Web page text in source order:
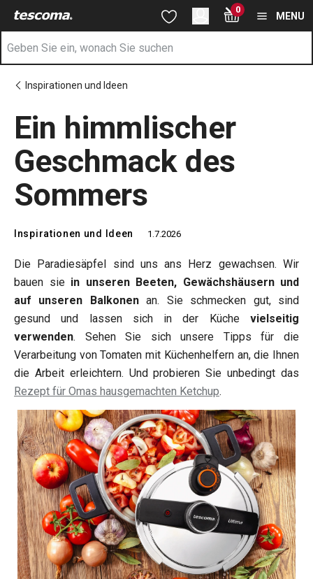
Sie befinden sich auf der Ein himmlischer Geschmack des
Zum Hauptinhalt springen
Zur Suche springen
Zur Navigation springen 0
MENU
Inspirationen und Ideen
Ein himmlischer
Geschmack des
Sommers
Inspirationen und Ideen 1.7.2026
Die Paradiesäpfel sind uns ans Herz gewachsen. Wir
bauen sie in unseren Beeten, Gewächshäusern und
auf unseren Balkonenan. Sie schmecken gut, sind
gesund und lassen sich in der Küche vielseitig
verwenden. Sehen Sie sich unsere Tipps für die
Verarbeitung von Tomaten mit Küchenhelfern an, die Ihnen
die Arbeit erleichtern. Und probieren Sie unbedingt das
Rezept für Omas hausgemachten Ketchup.